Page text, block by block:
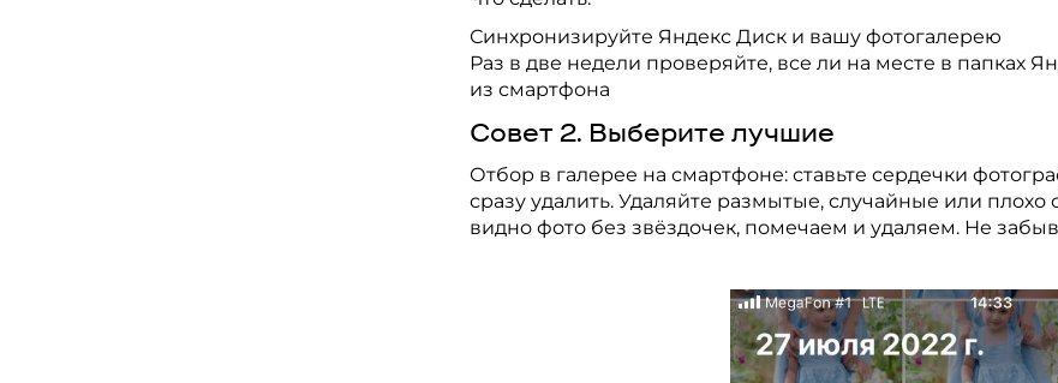
Синхронизируйте Яндекс Диск и вашу фотогалерею
Раз в две недели проверяйте, все ли на месте в папках
из смартфона
Совет 2. Выберите лучшие
Отбор в галерее на смартфоне: ставьте сердечки
сразу удалить. Удаляйте размытые, случайные или
видно фото без звёздочек, помечаем и удаляем. Не